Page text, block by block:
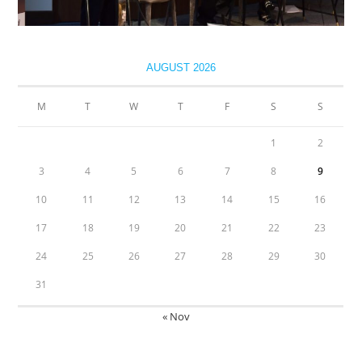
AUGUST 2026
M T W T F S S
1 2
3 4 5 6 7 8 9
10 11 12 13 14 15 16
17 18 19 20 21 22 23
24 25 26 27 28 29 30
31
« Nov